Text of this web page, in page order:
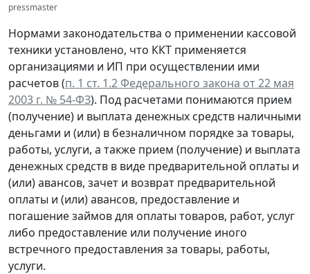
pressmaster
Нормами законодательства о применении кассовой
техники установлено, что ККТ применяется
организациями и ИП при осуществлении ими
расчетов (п. 1 ст. 1.2 Федерального закона от 22 мая
2003 г. № 54-ФЗ). Под расчетами понимаются прием
(получение) и выплата денежных средств наличными
деньгами и (или) в безналичном порядке за товары,
работы, услуги, а также прием (получение) и выплата
денежных средств в виде предварительной оплаты и
(или) авансов, зачет и возврат предварительной
оплаты и (или) авансов, предоставление и
погашение займов для оплаты товаров, работ, услуг
либо предоставление или получение иного
встречного предоставления за товары, работы,
услуги.